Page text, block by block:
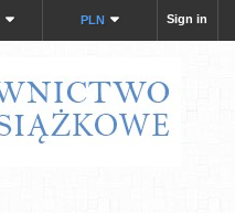
Sign in
PLN